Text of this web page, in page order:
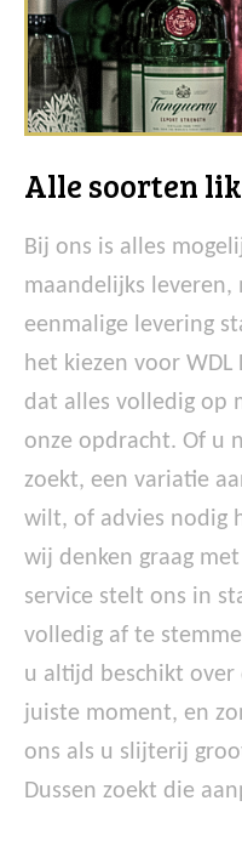
Alle soorten
Bij ons is alles
maandelijks leveren,
eenmalige levering
het kiezen voor
dat alles volledig op
onze opdracht. Of u
zoekt, een variatie
wilt, of advies nodig
wij denken graag
service stelt ons in
volledig af te
u altijd beschikt
juiste moment, en
ons als u slijterij
Dussen zoekt die